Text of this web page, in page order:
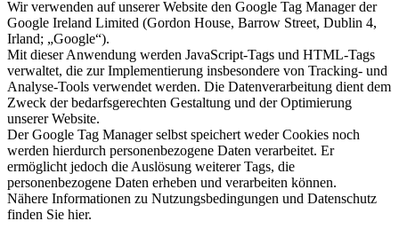
Wir verwenden auf unserer Website den Google Tag Manager der
Google Ireland Limited (Gordon House, Barrow Street, Dublin 4,
Irland; „Google“).
Mit dieser Anwendung werden JavaScript-Tags und HTML-Tags
verwaltet, die zur Implementierung insbesondere von Tracking- und
Analyse-Tools verwendet werden. Die Datenverarbeitung dient dem
Zweck der bedarfsgerechten Gestaltung und der Optimierung
unserer Website.
Der Google Tag Manager selbst speichert weder Cookies noch
werden hierdurch personenbezogene Daten verarbeitet. Er
ermöglicht jedoch die Auslösung weiterer Tags, die
personenbezogene Daten erheben und verarbeiten können.
Nähere Informationen zu Nutzungsbedingungen und Datenschutz
finden Sie hier.